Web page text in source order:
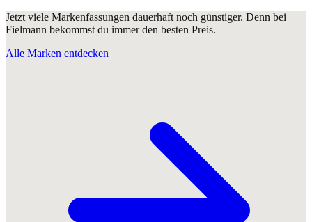
Jetzt viele Markenfassungen dauerhaft noch günstiger. Denn bei
Fielmann bekommst du immer den besten Preis.
Alle Marken entdecken